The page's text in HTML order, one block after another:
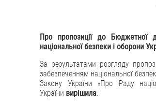
Про пропозиції до Бюджетної
національної безпеки і оборони
За результатами розгляду
забезпеченням національної
Закону України «Про Раду
України вирішила: